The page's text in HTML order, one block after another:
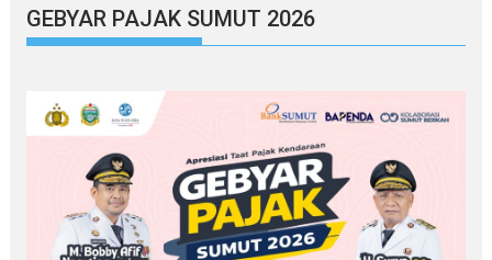
GEBYAR PAJAK SUMUT 2026